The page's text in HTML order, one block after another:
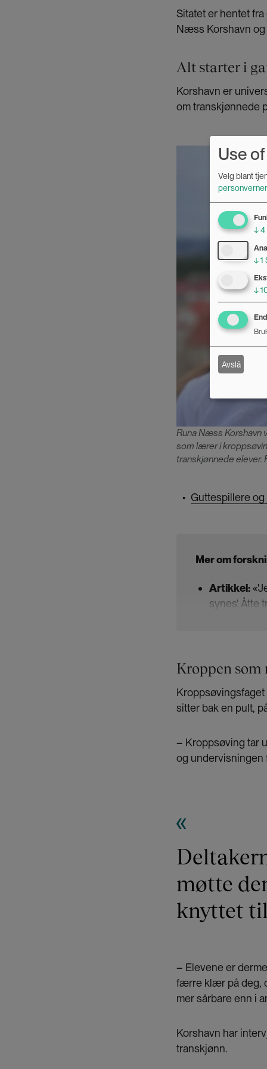
Sitatet er hentet fra
Næss Korshavn og
Alt starter i
Korshavn er
om transkjønnede
Runa Næss Korshavn
som lærer i
transkjønnede elever.
▪ Guttespillere
Mer om
Artikkel:
synes'. Åtte
Til grunn
tillegg til
vier: Vi
blir derfor
Kroppen som
Kroppsøvingsfaget
sitter bak en pult,
– Kroppsøving tar
og undervisningen
møtte
knyttet
– Elevene er
færre klær på deg,
mer sårbare enn i
Korshavn har
transkjønn.
Use
Velg blant
↓4
↓1
↓
Avslå